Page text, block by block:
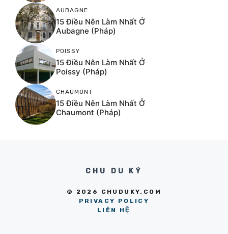
AUBAGNE
15 Điều Nên Làm Nhất Ở
Aubagne (Pháp)
POISSY
15 Điều Nên Làm Nhất Ở
Poissy (Pháp)
CHAUMONT
15 Điều Nên Làm Nhất Ở
Chaumont (Pháp)
CHU DU KÝ
© 2026 CHUDUKY.COM
PRIVACY POLICY
LIÊN HỆ